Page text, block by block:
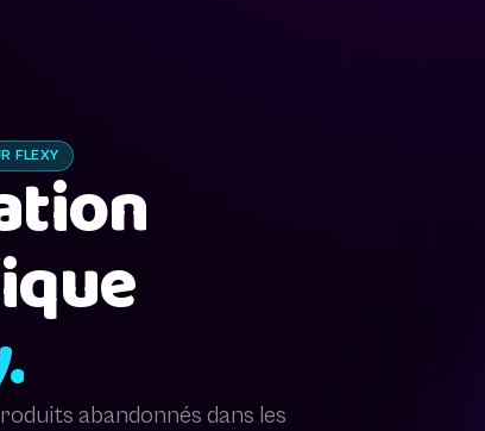
FLEXY
abandonnés dans les